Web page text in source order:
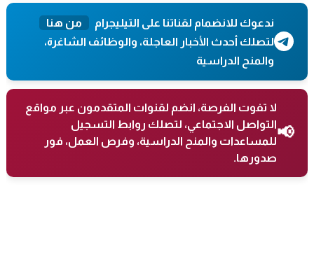
ندعوك للانضمام لقناتنا على التيليجرام
من هنا
لتصلك أحدث الأخبار العاجلة، والوظائف الشاغرة،
والمنح الدراسية
📢
لا تفوت الفرصة، انضم لقنوات المتقدمون عبر مواقع
التواصل الاجتماعي، لتصلك روابط التسجيل
للمساعدات والمنح الدراسية، وفرص العمل، فور
صدورها.